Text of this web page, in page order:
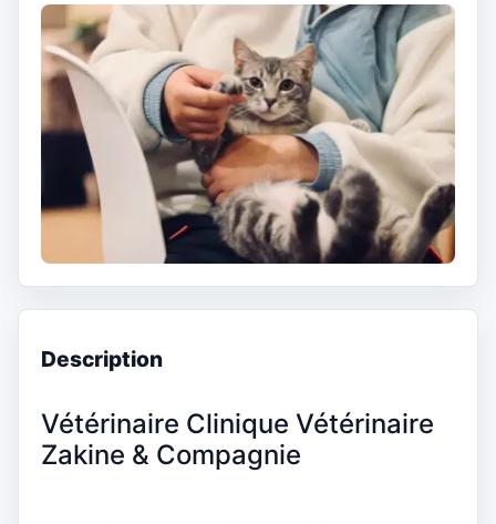
Description
Vétérinaire Clinique Vétérinaire
Zakine & Compagnie